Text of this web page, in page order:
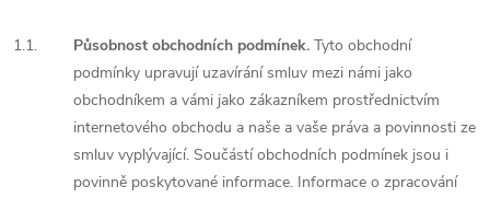
1.1. Působnost obchodních podmínek. Tyto obchodní
podmínky upravují uzavírání smluv mezi námi jako
obchodníkem a vámi jako zákazníkem prostřednictvím
internetového obchodu a naše a vaše práva a povinnosti ze
smluv vyplývající. Součástí obchodních podmínek jsou i
povinně poskytované informace. Informace o zpracování